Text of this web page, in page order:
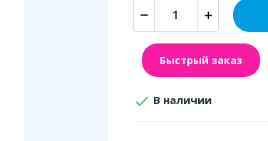
Быстрый заказ
 В наличии